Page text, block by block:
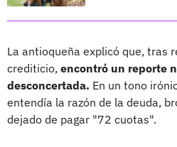
La antioqueña explicó que, tras
crediticio, encontró un reporte
desconcertada. En un tono
entendía la razón de la deuda,
dejado de pagar "72 cuotas".